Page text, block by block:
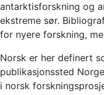
antarktisforskning og
ekstreme sør.
for nyere forskning,
Norsk er her definert
publikasjonssted
i norsk